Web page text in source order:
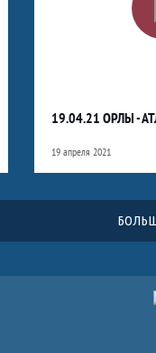
19.04.21 ОРЛЫ -
19 апреля 2021